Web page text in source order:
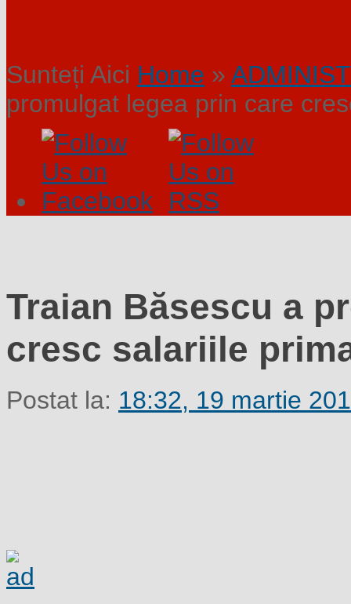
Sunteți Aici Home »
promulgat legea prin care
Traian Băsescu a
cresc salariile
Postat la: 18:32, 19 martie